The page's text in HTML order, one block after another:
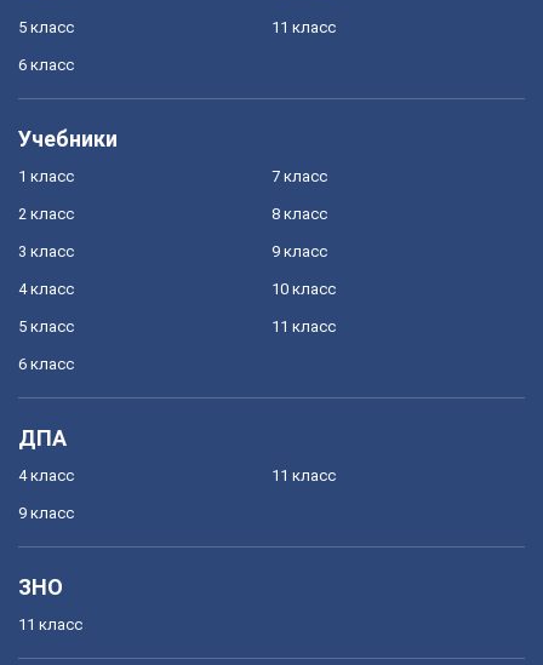
5 класс
6 класс
11 класс
Учебники
1 класс
2 класс
3 класс
4 класс
5 класс
6 класс
7 класс
8 класс
9 класс
10 класс
11 класс
ДПА
4 класс
9 класс
11 класс
ЗНО
11 класс